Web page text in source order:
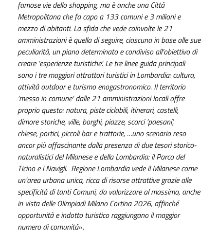
famose vie dello shopping, ma è anche una Città
Metropolitana che fa capo a 133 comuni e 3 milioni e
mezzo di abitanti. La sfida che vede coinvolte le 21
amministrazioni è quella di seguire, ciascuna in base alle sue
peculiarità, un piano determinato e condiviso all’obiettivo di
creare ‘esperienze turistiche’. Le tre linee guida principali
sono i tre maggiori attrattori turistici in Lombardia: cultura,
attività outdoor e turismo enogastronomico. Il territorio
‘messo in comune’ dalle 21 amministrazioni locali offre
proprio questo: natura, piste ciclabili, itinerari, castelli,
dimore storiche, ville, borghi, piazze, scorci ‘paesani’,
chiese, portici, piccoli bar e trattorie, …uno scenario reso
ancor più affascinante dalla presenza di due tesori storico-
naturalistici del Milanese e della Lombardia: il Parco del
Ticino e i Navigli. Regione Lombardia vede il Milanese come
un’area urbana unica, ricca di risorse attrattive grazie alle
specificità di tanti Comuni, da valorizzare al massimo, anche
in vista delle Olimpiadi Milano Cortina 2026, affinché
opportunità e indotto turistico raggiungano il maggior
numero di comunità».